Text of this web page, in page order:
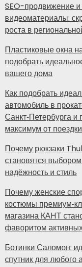
SEO-продвижение
видеоматериалы:
роста в
Пластиковые окна
подобрать
вашего дома
Как подобрать
автомобиль в
Санкт‑Петербурга и
максимум от поездки
Почему рюкзаки
становятся выбором
надёжность и стиль
Почему женские
костюмы
магазина КАНТ
фаворитом
Ботинки Саломон:
спутник для любого